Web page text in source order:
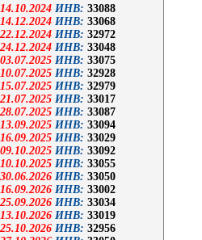
14.10.2024 ИНВ: 33088
14.12.2024 ИНВ: 33068
22.12.2024 ИНВ: 32972
24.12.2024 ИНВ: 33048
03.07.2025 ИНВ: 33075
10.07.2025 ИНВ: 32928
15.07.2025 ИНВ: 32979
21.07.2025 ИНВ: 33017
28.07.2025 ИНВ: 33087
13.09.2025 ИНВ: 33094
16.09.2025 ИНВ: 33029
09.10.2025 ИНВ: 33092
10.10.2025 ИНВ: 33055
30.06.2026 ИНВ: 33050
16.09.2026 ИНВ: 33002
25.09.2026 ИНВ: 33034
13.10.2026 ИНВ: 33019
25.10.2026 ИНВ: 32956